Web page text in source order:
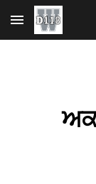
ਮੁੱਖ ਸਮੱਗਰੀ 'ਤੇ ਜਾਓ